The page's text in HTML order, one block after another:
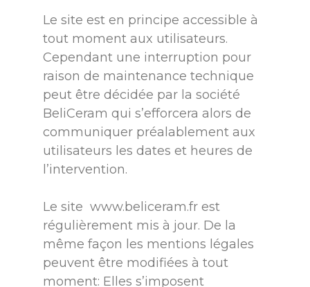
Le site est en principe accessible à
tout moment aux utilisateurs.
Cependant une interruption pour
raison de maintenance technique
peut être décidée par la société
BeliCeram qui s’efforcera alors de
communiquer préalablement aux
utilisateurs les dates et heures de
l’intervention.
Le site www.beliceram.frest
régulièrement mis à jour. De la
même façon les mentions légales
peuvent être modifiées à tout
moment: Elles s’imposent